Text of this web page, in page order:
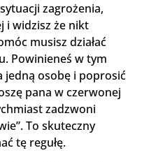
zagrożenia,
i widzisz że nikt
musisz działać
Powinieneś w tym
jedną osobę i poprosić
pana w czerwonej
zadzwoni
To skuteczny
tę regułę.